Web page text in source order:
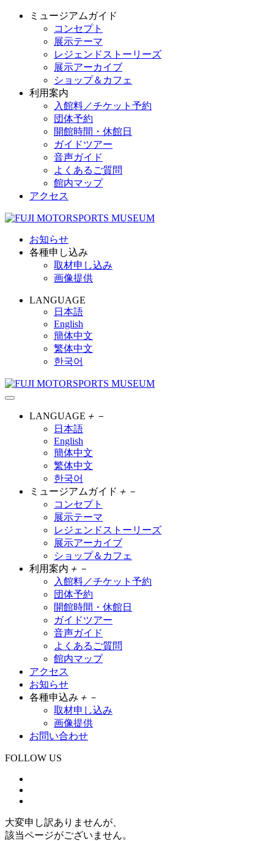
ミュージアムガイド
コンセプト
展示テーマ
レジェンドストーリーズ
展示アーカイブ
ショップ＆カフェ
利用案内
入館料／チケット予約
団体予約
開館時間・休館日
ガイドツアー
音声ガイド
よくあるご質問
館内マップ
アクセス
お知らせ
各種申し込み
取材申し込み
画像提供
LANGUAGE
日本語
English
簡体中文
繁体中文
한국어
LANGUAGE ＋ －
日本語
English
簡体中文
繁体中文
한국어
ミュージアムガイド ＋ －
コンセプト
展示テーマ
レジェンドストーリーズ
展示アーカイブ
ショップ＆カフェ
利用案内 ＋ －
入館料／チケット予約
団体予約
開館時間・休館日
ガイドツアー
音声ガイド
よくあるご質問
館内マップ
アクセス
お知らせ
各種申込み ＋ －
取材申し込み
画像提供
お問い合わせ
FOLLOW US
大変申し訳ありませんが、
該当ページがございません。